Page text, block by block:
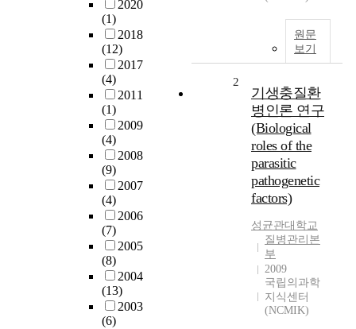
2020
(1)
2018
(12)
2017
(4)
2011
(1)
2009
(4)
2008
(9)
2007
(4)
2006
(7)
2005
(8)
2004
(13)
2003
(6)
원문
보기
2
기생충질환
병인론 연구
(Biological
roles of the
parasitic
pathogenetic
factors)
성균관대학교
질병관리본
부
2009
국립의과학
지식센터
(NCMIK)